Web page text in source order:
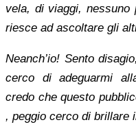
vela, di viaggi, nessuno
riesce ad ascoltare gli
Neanch’io! Sento
cerco di adeguarmi
credo che questo
, peggio cerco di brillare